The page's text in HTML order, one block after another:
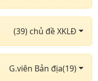
(39) chủ đề XKLĐ
G.viên Bản địa(19)